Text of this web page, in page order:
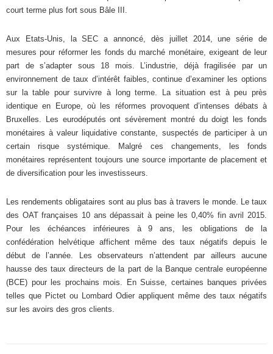
court terme plus fort sous Bâle III.
Aux Etats-Unis, la SEC a annoncé, dès juillet 2014, une série de
mesures pour réformer les fonds du marché monétaire, exigeant de leur
part de s’adapter sous 18 mois. L’industrie, déjà fragilisée par un
environnement de taux d’intérêt faibles, continue d’examiner les options
sur la table pour survivre à long terme. La situation est à peu près
identique en Europe, où les réformes provoquent d’intenses débats à
Bruxelles. Les eurodéputés ont sévèrement montré du doigt les fonds
monétaires à valeur liquidative constante, suspectés de participer à un
certain risque systémique. Malgré ces changements, les fonds
monétaires représentent toujours une source importante de placement et
de diversification pour les investisseurs.
Les rendements obligataires sont au plus bas à travers le monde. Le taux
des OAT françaises 10 ans dépassait à peine les 0,40% fin avril 2015.
Pour les échéances inférieures à 9 ans, les obligations de la
confédération helvétique affichent même des taux négatifs depuis le
début de l’année. Les observateurs n’attendent par ailleurs aucune
hausse des taux directeurs de la part de la Banque centrale européenne
(BCE) pour les prochains mois. En Suisse, certaines banques privées
telles que Pictet ou Lombard Odier appliquent même des taux négatifs
sur les avoirs des gros clients.